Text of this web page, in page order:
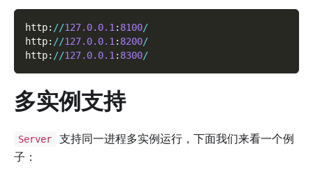
http: //127.0.0.1 : 8100/
http: //127.0.0.1 : 8200/
http: //127.0.0.1 : 8300/
多实例支持
Server
支持同一进程多实例运行，下面我们来看一个例
子：